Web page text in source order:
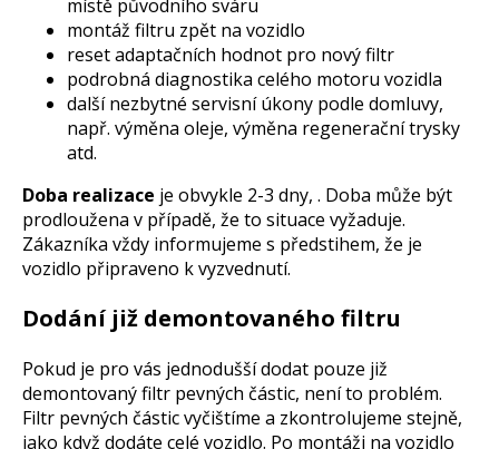
místě původního sváru
montáž filtru zpět na vozidlo
reset adaptačních hodnot pro nový filtr
podrobná diagnostika celého motoru vozidla
další nezbytné servisní úkony podle domluvy,
např. výměna oleje, výměna regenerační trysky
atd.
Doba realizace je obvykle 2-3 dny, . Doba může být
prodloužena v případě, že to situace vyžaduje.
Zákazníka vždy informujeme s předstihem, že je
vozidlo připraveno k vyzvednutí.
Dodání již demontovaného filtru
Pokud je pro vás jednodušší dodat pouze již
demontovaný filtr pevných částic, není to problém.
Filtr pevných částic vyčištíme a zkontrolujeme stejně,
jako když dodáte celé vozidlo. Po montáži na vozidlo